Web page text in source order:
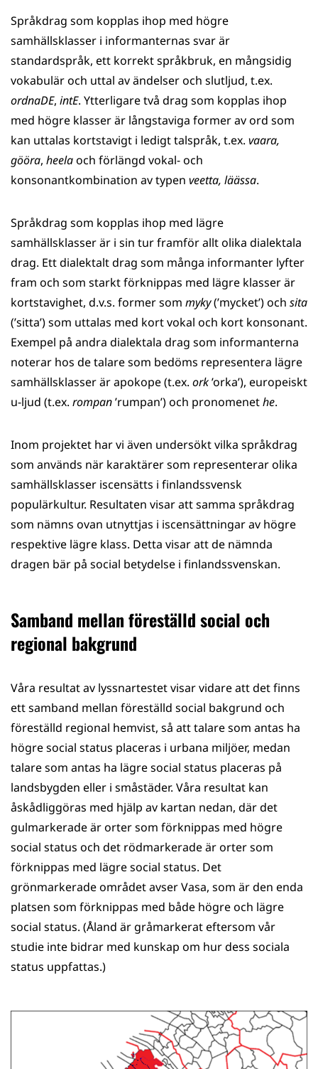
Språkdrag som kopplas ihop med högre
samhällsklasser i informanternas svar är
standardspråk, ett korrekt språkbruk, en mångsidig
vokabulär och uttal av ändelser och slutljud, t.ex.
ordnaDE, intE. Ytterligare två drag som kopplas ihop
med högre klasser är långstaviga former av ord som
kan uttalas kortstavigt i ledigt talspråk, t.ex. vaara,
gööra, heelaoch förlängd vokal- och
konsonantkombination av typen veetta, läässa.
Språkdrag som kopplas ihop med lägre
samhällsklasser är i sin tur framför allt olika dialektala
drag. Ett dialektalt drag som många informanter lyfter
fram och som starkt förknippas med lägre klasser är
kortstavighet, d.v.s. former som myky(’mycket’) och sita
(’sitta’) som uttalas med kort vokal och kort konsonant.
Exempel på andra dialektala drag som informanterna
noterar hos de talare som bedöms representera lägre
samhällsklasser är apokope (t.ex. ork’orka’), europeiskt
u-ljud (t.ex. rompan’rumpan’) och pronomenethe.
Inom projektet har vi även undersökt vilka språkdrag
som används när karaktärer som representerar olika
samhällsklasser iscensätts i finlandssvensk
populärkultur. Resultaten visar att samma språkdrag
som nämns ovan utnyttjas i iscensättningar av högre
respektive lägre klass. Detta visar att de nämnda
dragen bär på social betydelse i finlandssvenskan.
Samband mellan föreställd social och
regional bakgrund
Våra resultat av lyssnartestet visar vidare att det finns
ett samband mellan föreställd social bakgrund och
föreställd regional hemvist, så att talare som antas ha
högre social status placeras i urbana miljöer, medan
talare som antas ha lägre social status placeras på
landsbygden eller i småstäder. Våra resultat kan
åskådliggöras med hjälp av kartan nedan, där det
gulmarkerade är orter som förknippas med högre
social status och det rödmarkerade är orter som
förknippas med lägre social status. Det
grönmarkerade området avser Vasa, som är den enda
platsen som förknippas med både högre och lägre
social status. (Åland är gråmarkerat eftersom vår
studie inte bidrar med kunskap om hur dess sociala
status uppfattas.)